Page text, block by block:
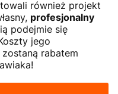
również projekt
profesjonalny
podejmie się
jego
rabatem